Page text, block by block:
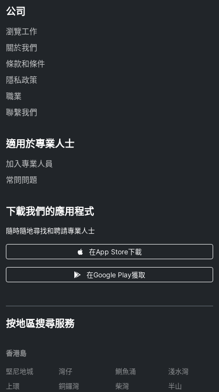
公司
瀏覽工作
關於我們
條款和條件
隱私政策
職業
聯繫我們
適用於專業人士
加入專業人員
常問問題
下載我們的應用程式
隨時隨地尋找和聘請專業人士
在App Store下載
在Google Play獲取
按地區搜尋服務
香港島
堅尼地城
上環
灣仔
銅鑼灣
鰂魚涌
柴灣
淺水灣
半山